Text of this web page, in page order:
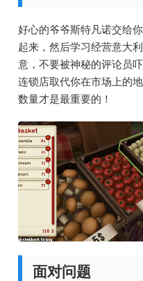
好心的爷爷斯特凡诺交给
起来，然后学习经营意大
意，不要被神秘的评论员
连锁店取代你在市场上的
数量才是最重要的！
面对问题